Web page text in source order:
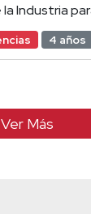
Industria
4 años
Ver Más